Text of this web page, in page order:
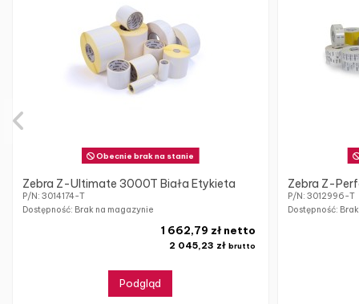
Obecnie brak na stanie
Zebra Z-Ultimate 3000T Biała Etykieta
P/N: 3014174-T
Dostępność: Brak na magazynie
2 045,23 złbrutto
1 662,79 zł netto
Podgląd
Zebra Z-
P/N: 3012996-T
Dostępność: